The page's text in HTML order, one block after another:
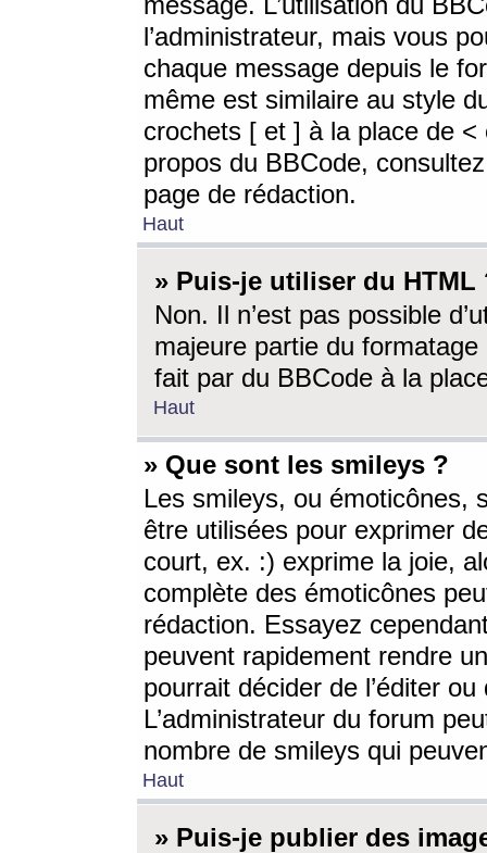
l’administrateur, mais vous
chaque message depuis le
même est similaire au style
crochets [ et ] à la place de <
propos du BBCode,
page de rédaction.
Haut
» Puis-je utiliser du HTML
Non. Il n’est pas possible
majeure partie du
fait par du BBCode à la
Haut
» Que sont les smileys ?
Les smileys, ou émoticônes,
être utilisées pour exprimer
court, ex. :) exprime la joie,
complète des émoticônes
rédaction. Essayez
peuvent rapidement rendre
pourrait décider de l’éditer
L’administrateur du forum
nombre de smileys qui
Haut
» Puis-je publier des